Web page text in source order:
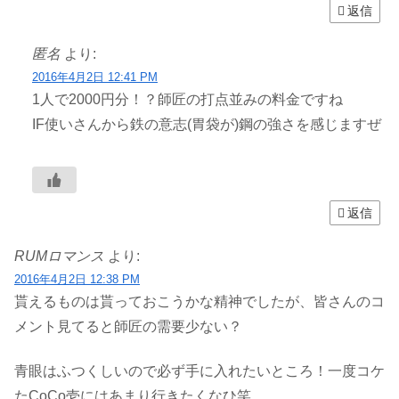
返信
匿名 より:
2016年4月2日 12:41 PM
1人で2000円分！？師匠の打点並みの料金ですね
IF使いさんから鉄の意志(胃袋が)鋼の強さを感じますぜ
返信
RUMロマンス より:
2016年4月2日 12:38 PM
貰えるものは貰っておこうかな精神でしたが、皆さんのコ
メント見てると師匠の需要少ない？
青眼はふつくしいので必ず手に入れたいところ！一度コケ